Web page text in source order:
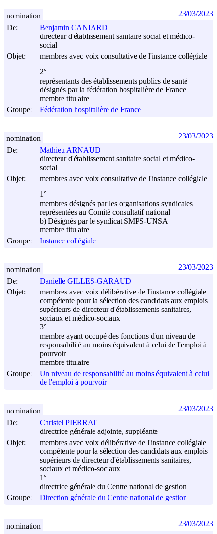
De:
Benjamin CANIARD
directeur d'établissement sanitaire social et médico-
social
Objet:
membres avec voix consultative de l'instance collégiale
2°
représentants des établissements publics de santé
désignés par la fédération hospitalière de France
membre titulaire
Groupe:
Fédération hospitalière de France
nomination 23/03/2023
De:
Mathieu ARNAUD
directeur d'établissement sanitaire social et médico-
social
Objet:
membres avec voix consultative de l'instance collégiale
1°
membres désignés par les organisations syndicales
représentées au Comité consultatif national
b) Désignés par le syndicat SMPS-UNSA
membre titulaire
Groupe:
Instance collégiale
nomination 23/03/2023
De:
Danielle GILLES-GARAUD
Objet:
membres avec voix délibérative de l'instance collégiale
compétente pour la sélection des candidats aux emplois
supérieurs de directeur d'établissements sanitaires,
sociaux et médico-sociaux
3°
membre ayant occupé des fonctions d'un niveau de
responsabilité au moins équivalent à celui de l'emploi à
pourvoir
membre titulaire
Groupe:
Un niveau de responsabilité au moins équivalent à celui
de l'emploi à pourvoir
nomination 23/03/2023
De:
Christel PIERRAT
directrice générale adjointe, suppléante
Objet:
membres avec voix délibérative de l'instance collégiale
compétente pour la sélection des candidats aux emplois
supérieurs de directeur d'établissements sanitaires,
sociaux et médico-sociaux
1°
directrice générale du Centre national de gestion
Groupe:
Direction générale du Centre national de gestion
nomination 23/03/2023
nomination 23/03/2023